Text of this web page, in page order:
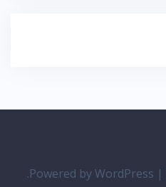
Powered by WordPress |